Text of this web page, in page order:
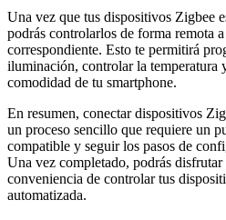
Una vez que tus dispositivos Zigbee
podrás controlarlos de forma remota
correspondiente. Esto te permitirá
iluminación, controlar la temperatura
comodidad de tu smartphone.
En resumen, conectar dispositivos
un proceso sencillo que requiere un
compatible y seguir los pasos de
Una vez completado, podrás
conveniencia de controlar tus
automatizada.